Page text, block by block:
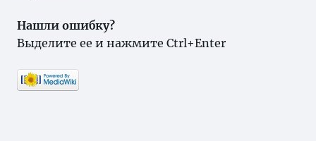
Нашли ошибку?
Выделите ее и нажмите Ctrl+Enter